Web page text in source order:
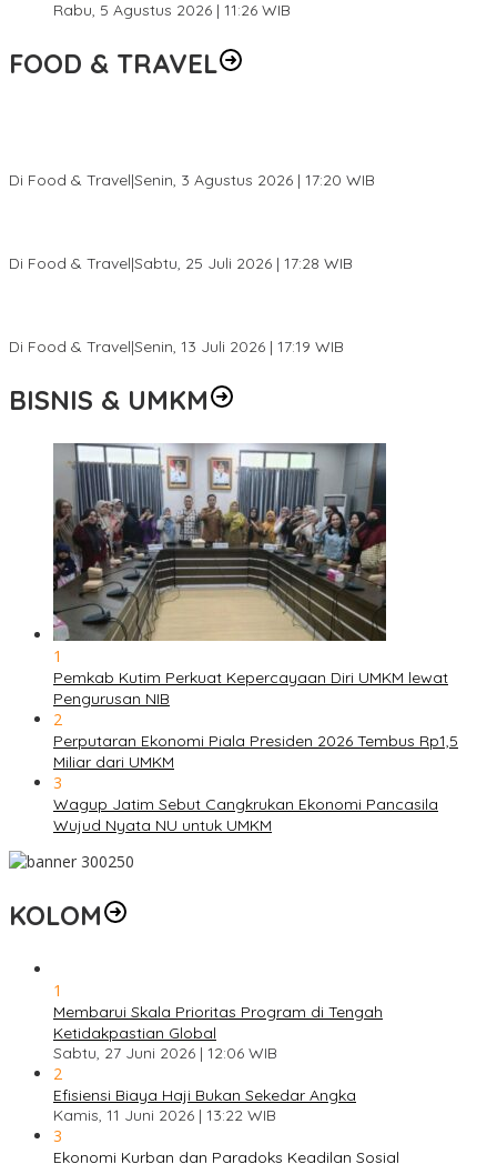
Rabu, 5 Agustus 2026 | 11:26 WIB
FOOD & TRAVEL
Di Food & Travel|Senin, 3 Agustus 2026 | 17:20 WIB
Di Food & Travel|Sabtu, 25 Juli 2026 | 17:28 WIB
Di Food & Travel|Senin, 13 Juli 2026 | 17:19 WIB
BISNIS & UMKM
1
Pemkab Kutim Perkuat Kepercayaan Diri UMKM lewat
Pengurusan NIB
2
Perputaran Ekonomi Piala Presiden 2026 Tembus Rp1,5
Miliar dari UMKM
3
Wagup Jatim Sebut Cangkrukan Ekonomi Pancasila
Wujud Nyata NU untuk UMKM
KOLOM
1
Membarui Skala Prioritas Program di Tengah
Ketidakpastian Global
Sabtu, 27 Juni 2026 | 12:06 WIB
2
Efisiensi Biaya Haji Bukan Sekedar Angka
Kamis, 11 Juni 2026 | 13:22 WIB
3
Ekonomi Kurban dan Paradoks Keadilan Sosial